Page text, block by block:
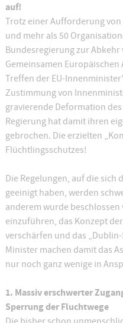
auf!
Trotz einer Aufforderung von
und mehr als 50
Bundesregierung zur
Gemeinsamen Europäischen
Treffen der EU-
Zustimmung von
gravierende Deformation
Regierung hat damit ihren
gebrochen. Die erzielten
Flüchtlingsschutzes!
Die Regelungen, auf die
geeinigt haben, werden
anderem wurde
einzuführen, das Konzept
verschärfen und das
Minister machen damit das
nur noch ganz wenige in
1. Massiv erschwerter
Sperrung der Fluchtwege